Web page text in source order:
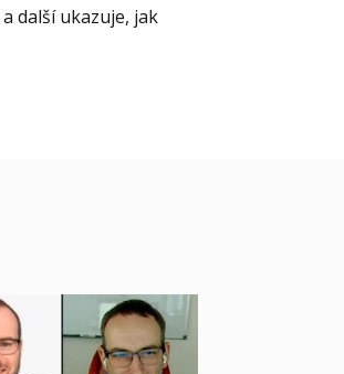
další ukazuje, jak